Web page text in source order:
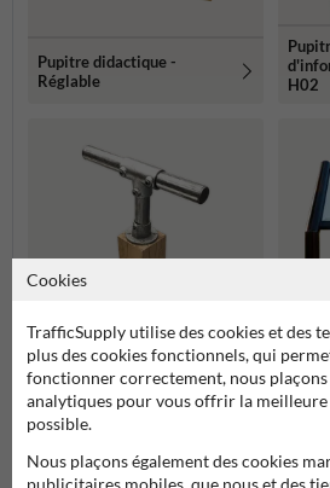
Pupitre didactique -
Réglable
H02
Pupitre pour panneaux
d'information - Type lutrin
H01
45
Cookies
TrafficSupply utilise des cookies et des
plus des cookies fonctionnels, qui
fonctionner correctement, nous plaçons
analytiques pour vous offrir la
possible.
Nous plaçons également des cookies
publicitaires mobiles, que nous et des